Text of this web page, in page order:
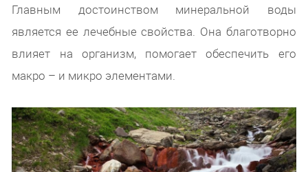
Главным достоинством минеральной воды
является ее лечебные свойства. Она благотворно
влияет на организм, помогает обеспечить его
макро – и микро элементами.